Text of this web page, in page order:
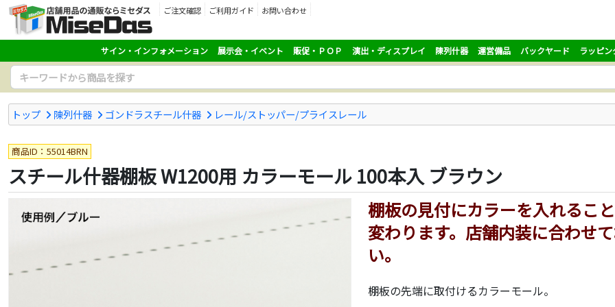
ご注文確認 ご利用ガイド お問い合わせ
サイン・インフォメーション 展示会・イベント 販促・ＰＯＰ 演出・ディスプレイ 陳列什器 運営備品 バックヤード ラッピン
トップ 陳列什器 ゴンドラスチール什器 レール/ストッパー/プライスレール
商品ID：55014BRN
スチール什器棚板 W1200用 カラーモール 100本入 ブラウン
棚板の見付にカラーを入れるこ
変わります。店舗内装に合わせ
い。
棚板の先端に取付けるカラーモール。